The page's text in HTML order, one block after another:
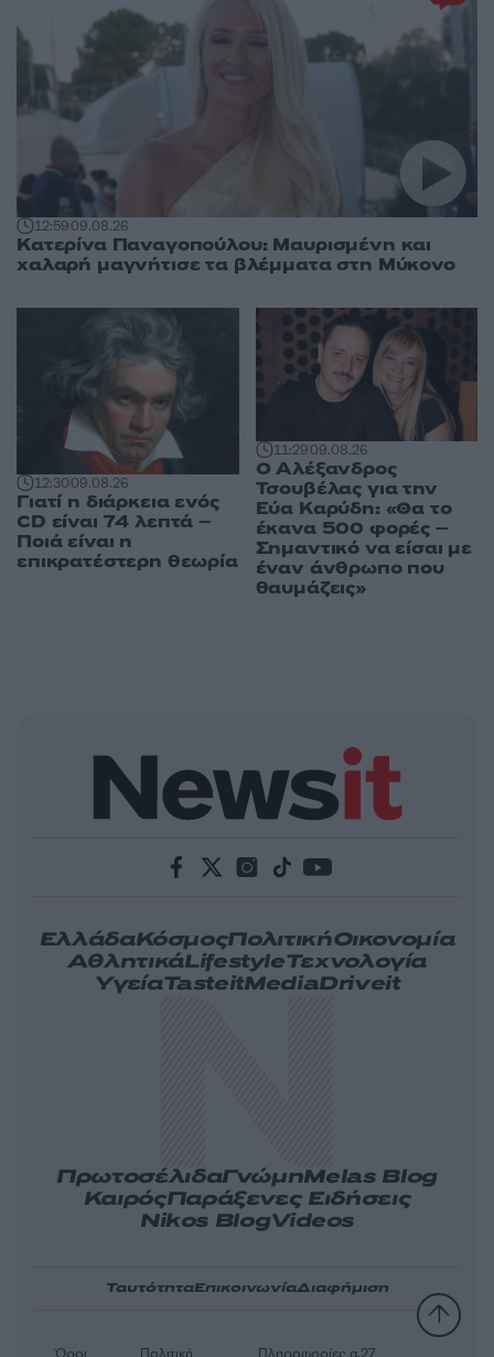
12:5909.08.26
Κατερίνα Παναγοπούλου: Μαυρισμένη και
χαλαρή μαγνήτισε τα βλέμματα στη Μύκονο
12:3009.08.26
Γιατί η διάρκεια ενός
CD είναι 74 λεπτά –
Ποιά είναι η
επικρατέστερη θεωρία
11:2909.08.26
Ο Αλέξανδρος
Τσουβέλας για την
Εύα Καρύδη: «Θα το
έκανα 500 φορές –
Σημαντικό να είσαι με
έναν άνθρωπο που
θαυμάζεις»
ΕλλάδαΚόσμοςΠολιτικήΟικονομία
ΑθλητικάLifestyleΤεχνολογία
ΥγείαTasteitMediaDriveit
ΠρωτοσέλιδαΓνώμηMelas Blog
ΚαιρόςΠαράξενες Ειδήσεις
Nikos BlogVideos
ΤαυτότηταΕπικοινωνίαΔιαφήμιση